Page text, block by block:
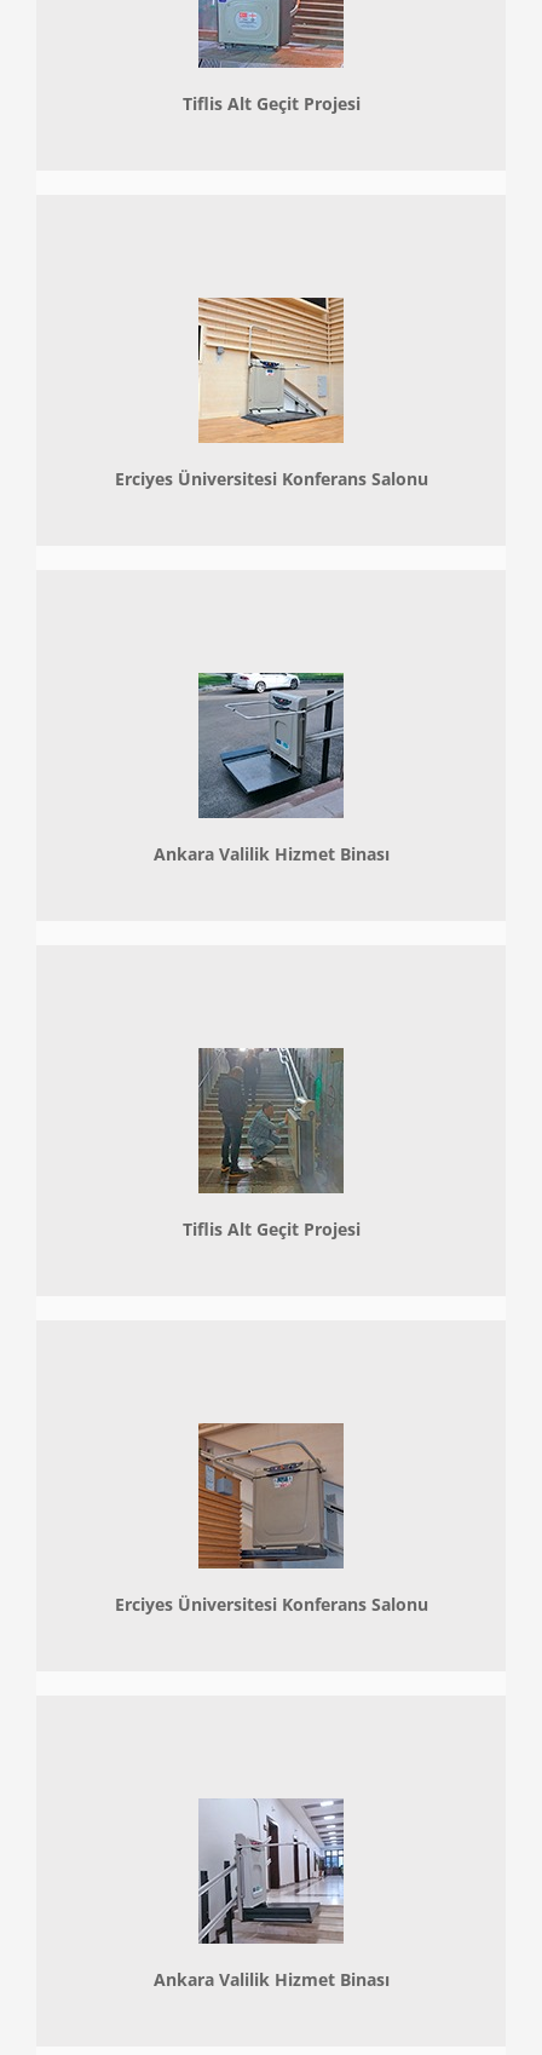
Tiflis Alt Geçit Projesi
Erciyes Üniversitesi Konferans Salonu
Ankara Valilik Hizmet Binası
Tiflis Alt Geçit Projesi
Erciyes Üniversitesi Konferans Salonu
Ankara Valilik Hizmet Binası